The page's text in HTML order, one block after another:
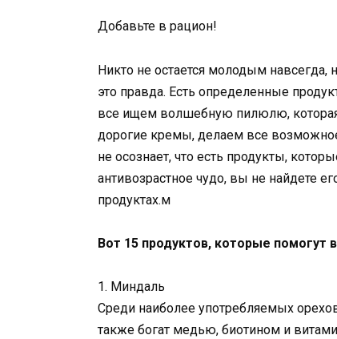
Добавьте в рацион!
Никто не остается молодым навсегда,
это правда. Есть определенные
все ищем волшебную пилюлю,
дорогие кремы, делаем все
не осознает, что есть продукты,
антивозрастное чудо, вы не найдете
продуктах.м
Вот 15 продуктов, которые помогут
1. Миндаль
Среди наиболее употребляемых
также богат медью, биотином и